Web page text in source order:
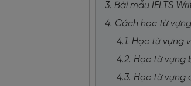
3. Bài mẫu IELTS
4. Cách học từ
4.1. Học từ vựng
4.2. Học từ vựng
4.3. Học từ vựng